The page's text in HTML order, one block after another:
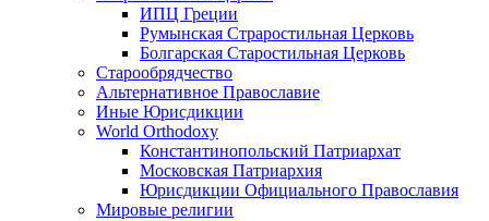
ИПЦ Греции
Румынская Страростильная Церковь
Болгарская Старостильная Церковь
Старообрядчество
Альтернативное Православие
Иные Юрисдикции
World Orthodoxy
Константинопольский Патриархат
Московская Патриархия
Юрисдикции Официального Православия
Мировые религии